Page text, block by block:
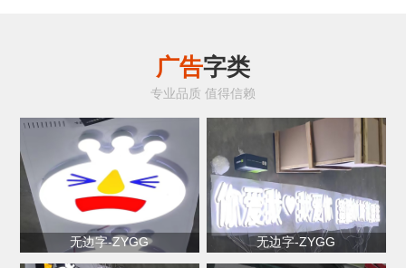
广告字类
专业品质 值得信赖
无边字-ZYGG 无边字-ZYGG